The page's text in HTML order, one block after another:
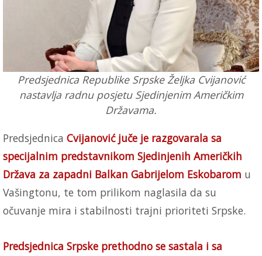
Predsjednica Republike Srpske Željka Cvijanović
nastavlja radnu posjetu Sjedinjenim Američkim
Državama.
Predsjednica Cvijanović juče je razgovarala sa
specijalnim predstavnikom Sjedinjenih Američkih
Država za zapadni Balkan Gabrijelom Eskobarom u
Vašingtonu, te tom prilikom naglasila da su
očuvanje mira i stabilnosti trajni prioriteti Srpske.
Predsjednica Srpske prethodno se sastala i sa